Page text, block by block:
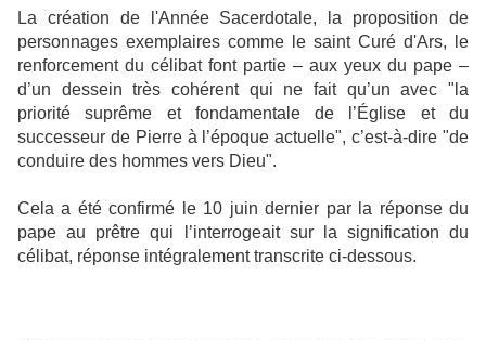
La création de l'Année Sacerdotale, la proposition de
personnages exemplaires comme le saint Curé d'Ars, le
renforcement du célibat font partie – aux yeux du pape –
d’un dessein très cohérent qui ne fait qu’un avec "la
priorité suprême et fondamentale de l’Église et du
successeur de Pierre à l’époque actuelle", c’est-à-dire "de
conduire des hommes vers Dieu".
Cela a été confirmé le 10 juin dernier par la réponse du
pape au prêtre qui l’interrogeait sur la signification du
célibat, réponse intégralement transcrite ci-dessous.